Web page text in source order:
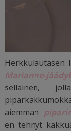
Herkkulautasen
Marianne-
sellainen,
aiemman
en tehnyt